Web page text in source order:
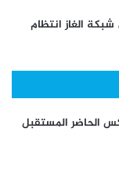
الغاز انتظام
الحاضر المستقبل